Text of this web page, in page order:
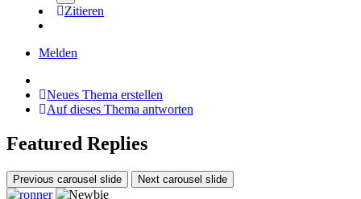
Zitieren
Melden
Neues Thema erstellen
Auf dieses Thema antworten
Featured Replies
Previous carousel slide Next carousel slide